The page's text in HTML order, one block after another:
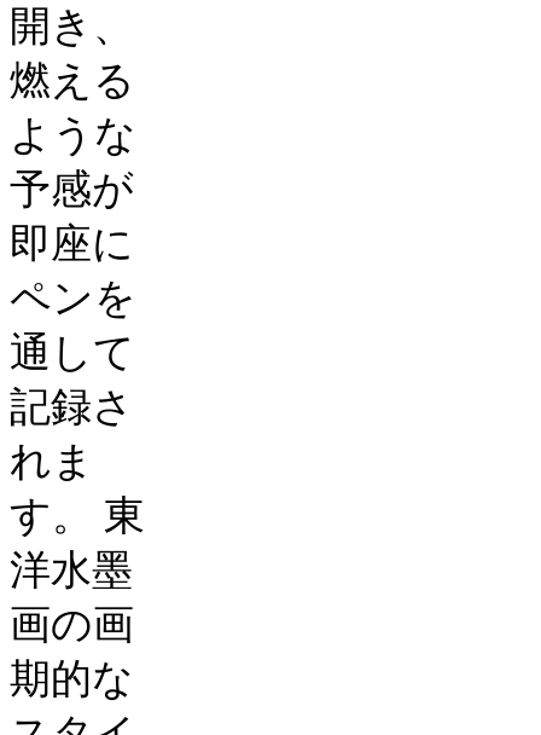
開き、
燃える
ような
予感が
即座に
ペンを
通して
記録さ
れま
す。
東
洋水墨
画の画
期的な